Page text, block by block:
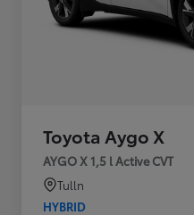
Toyota Aygo X
AYGO X 1,5 l Active CVT
Tulln
HYBRID